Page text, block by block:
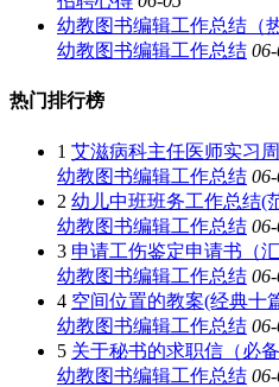
幼教图书编辑工作总结（
幼教图书编辑工作总结
热门排行榜
1 艾滋病科主任医师实习
幼教图书编辑工作总结
2 幼儿中班班务工作总结(
幼教图书编辑工作总结
3 申请工伤鉴定申请书（汇
幼教图书编辑工作总结
4 空间位置的教案(经典十
幼教图书编辑工作总结
5 关于秘书的求职信（必备
幼教图书编辑工作总结